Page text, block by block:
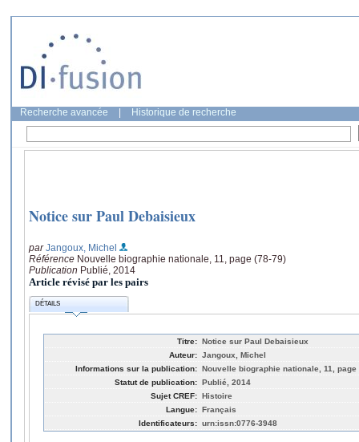
Recherche avancée Historique de recherche
Notice sur Paul Debaisieux
parJangoux, Michel
Référence Nouvelle biographie nationale, 11, page (78-79)
Publication Publié, 2014
Article révisé par les pairs
DÉTAILS
Titre: Notice sur Paul Debaisieux
Auteur: Jangoux, Michel
Informations sur la publication: Nouvelle biographie nationale, 11, page
Statut de publication: Publié, 2014
Sujet CREF: Histoire
Langue: Français
Identificateurs: urn:issn:0776-3948